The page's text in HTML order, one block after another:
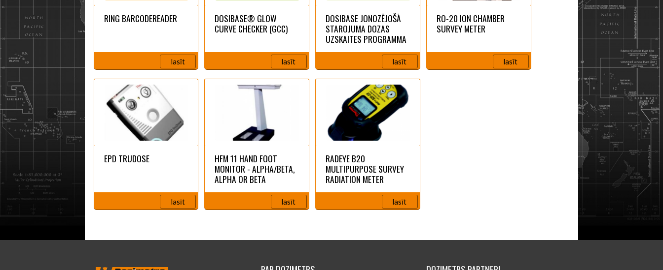
RING BARCODEREADER
lasīt
DOSIBASE® GLOW
CURVE CHECKER (GCC)
lasīt
DOSIBASE JONOZĒJOŠĀ
STAROJUMA DOZAS
UZSKAITES PROGRAMMA
lasīt
RO-20 ION CHAMBER
SURVEY METER
lasīt
EPD TRUDOSE
lasīt
HFM 11 HAND FOOT
MONITOR - ALPHA/BETA,
ALPHA OR BETA
lasīt
RADEYE B20
MULTIPURPOSE SURVEY
RADIATION METER
lasīt